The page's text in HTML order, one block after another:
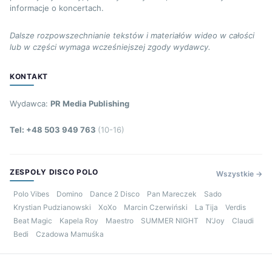
informacje o koncertach.
Dalsze rozpowszechnianie tekstów i materiałów wideo w całości
lub w części wymaga wcześniejszej zgody wydawcy.
KONTAKT
Wydawca: PR Media Publishing
Tel: +48 503 949 763 (10-16)
ZESPOŁY DISCO POLO Wszystkie →
Polo Vibes Domino Dance 2 Disco Pan Mareczek
Sado
Krystian Pudzianowski
XoXo Marcin Czerwiński La Tija
Verdis
Beat Magic
Kapela Roy Maestro SUMMER NIGHT N’Joy
Claudi
Bedi
Czadowa Mamuśka